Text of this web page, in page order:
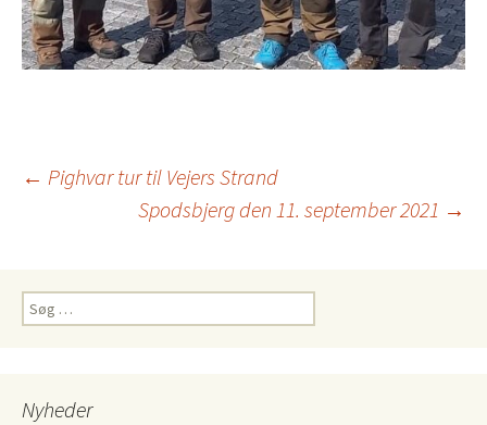
Indlægsnavigation
← Pighvar tur til Vejers Strand
Spodsbjerg den 11. september 2021 →
Søg
efter:
Nyheder